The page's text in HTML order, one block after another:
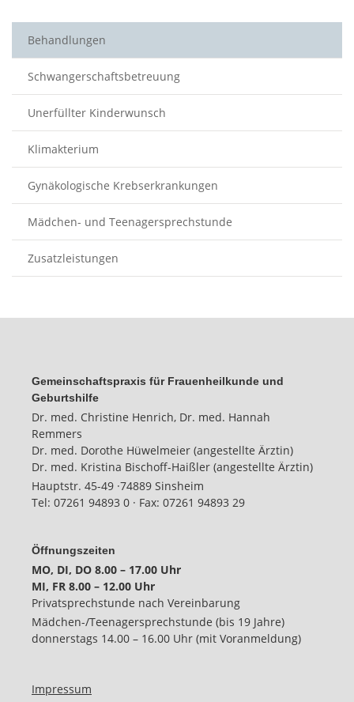
Behandlungen
Schwangerschaftsbetreuung
Unerfüllter Kinderwunsch
Klimakterium
Gynäkologische Krebserkrankungen
Mädchen- und Teenagersprechstunde
Zusatzleistungen
Gemeinschaftspraxis für Frauenheilkunde und
Geburtshilfe
Dr. med. Christine Henrich, Dr. med. Hannah
Remmers
Dr. med. Dorothe Hüwelmeier (angestellte Ärztin)
Dr. med. Kristina Bischoff-Haißler (angestellte Ärztin)
Hauptstr. 45-49 ·74889 Sinsheim
Tel: 07261 94893 0 · Fax: 07261 94893 29
Öffnungszeiten
MO, DI, DO 8.00 – 17.00 Uhr
MI, FR 8.00 – 12.00 Uhr
Privatsprechstunde nach Vereinbarung
Mädchen-/Teenagersprechstunde (bis 19 Jahre)
donnerstags 14.00 – 16.00 Uhr (mit Voranmeldung)
Impressum